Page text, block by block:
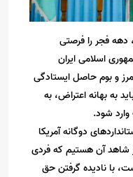
دهه فجر را فرصتی
اسلامی ایران
و بوم حاصل ایستادگی
به بهانه اعتراض، به
شود.
دوگانه آمریکا
آن هستیم که فردی
با نادیده گرفتن حق